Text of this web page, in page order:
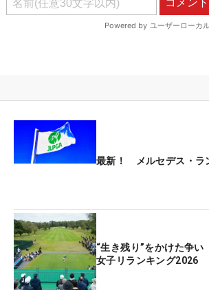
最新！ メルセデス・ラ
“生き残り”をかけた争
女子リランキング2026